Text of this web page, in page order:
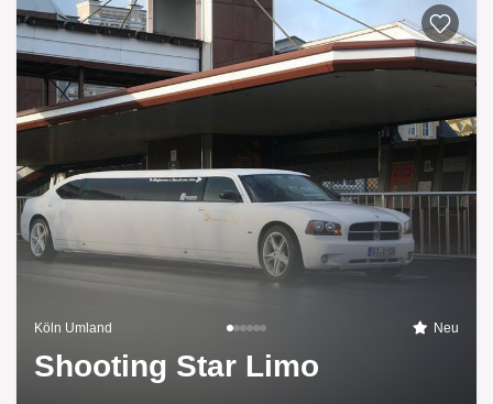
Köln Umland Neu
Shooting Star Limo